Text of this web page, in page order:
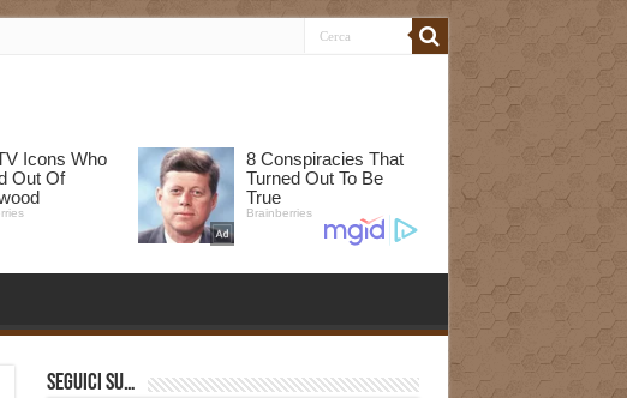
Seguici su…